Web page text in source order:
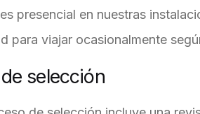
presencial en nuestras
para viajar ocasionalmente
selección